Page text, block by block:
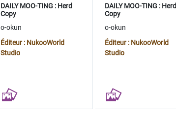
DAILY MOO-TING : Herd
Copy
o-okun
Éditeur : NukooWorld
Studio
DAILY MOO-TING : Herd
Copy
o-okun
Éditeur : NukooWorld
Studio